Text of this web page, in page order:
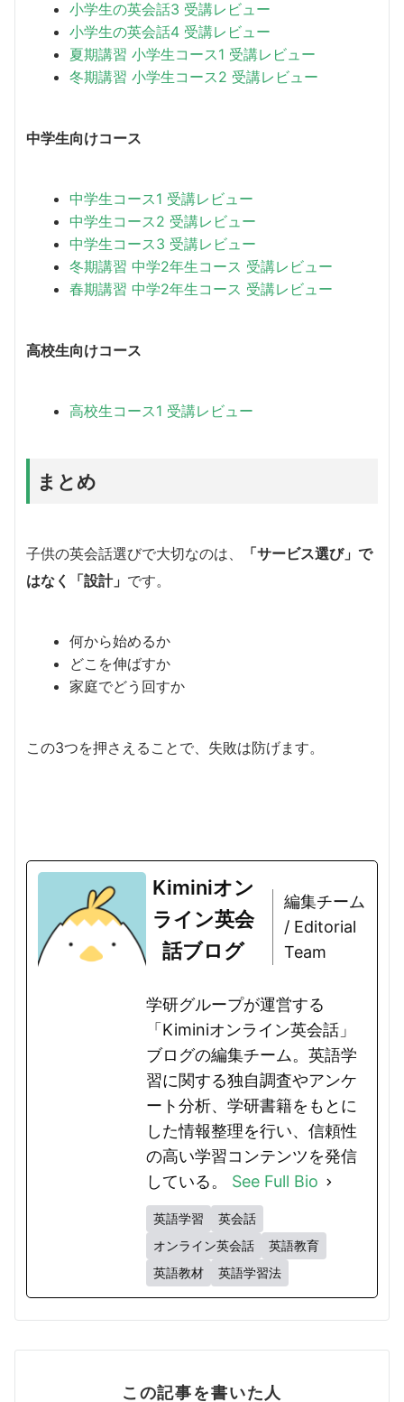
小学生の英会話3 受講レビュー
小学生の英会話4 受講レビュー
夏期講習 小学生コース1 受講レビュー
冬期講習 小学生コース2 受講レビュー
中学生向けコース
中学生コース1 受講レビュー
中学生コース2 受講レビュー
中学生コース3 受講レビュー
冬期講習 中学2年生コース 受講レビュー
春期講習 中学2年生コース 受講レビュー
高校生向けコース
高校生コース1 受講レビュー
まとめ
子供の英会話選びで大切なのは、
「サービス選び」で
はなく「設計」 です。
何から始めるか
どこを伸ばすか
家庭でどう回すか
この3つを押さえることで、失敗は防げます。
Kiminiオン
ライン英会
話ブログ
編集チーム
/ Editorial
Team
学研グループが運営する
「Kiminiオンライン英会話」
ブログの編集チーム。英語学
習に関する独自調査やアンケ
ート分析、学研書籍をもとに
した情報整理を行い、信頼性
の高い学習コンテンツを発信
している。 See Full Bio
英語学習
英会話
オンライン英会話
英語教育
英語教材
英語学習法
この記事を書いた人